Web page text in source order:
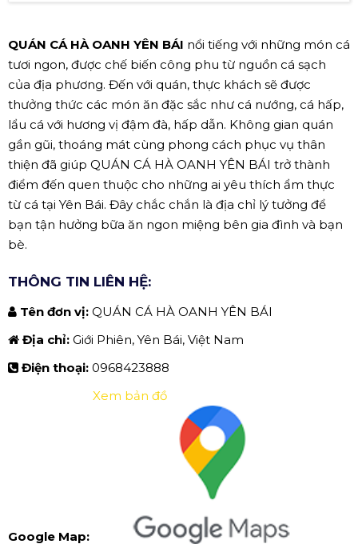
QUÁN CÁ HÀ OANH YÊN BÁI nổi tiếng với những món cá
tươi ngon, được chế biến công phu từ nguồn cá sạch
của địa phương. Đến với quán, thực khách sẽ được
thưởng thức các món ăn đặc sắc như cá nướng, cá hấp,
lẩu cá với hương vị đậm đà, hấp dẫn. Không gian quán
gần gũi, thoáng mát cùng phong cách phục vụ thân
thiện đã giúp QUÁN CÁ HÀ OANH YÊN BÁI trở thành
điểm đến quen thuộc cho những ai yêu thích ẩm thực
từ cá tại Yên Bái. Đây chắc chắn là địa chỉ lý tưởng để
bạn tận hưởng bữa ăn ngon miệng bên gia đình và bạn
bè.
THÔNG TIN LIÊN HỆ:
Tên đơn vị: QUÁN CÁ HÀ OANH YÊN BÁI
Địa chỉ: Giới Phiên, Yên Bái, Việt Nam
Điện thoại: 0968423888
Google Map:
Xem bản đồ